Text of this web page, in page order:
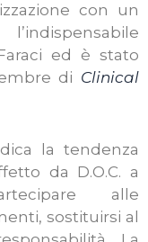
con un
ed è stato
di Clinical
la tendenza
da D.O.C. a
alle
sostituirsi al